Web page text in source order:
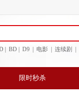
| BD | D9 | 电影 | 连续剧 |
限时秒杀